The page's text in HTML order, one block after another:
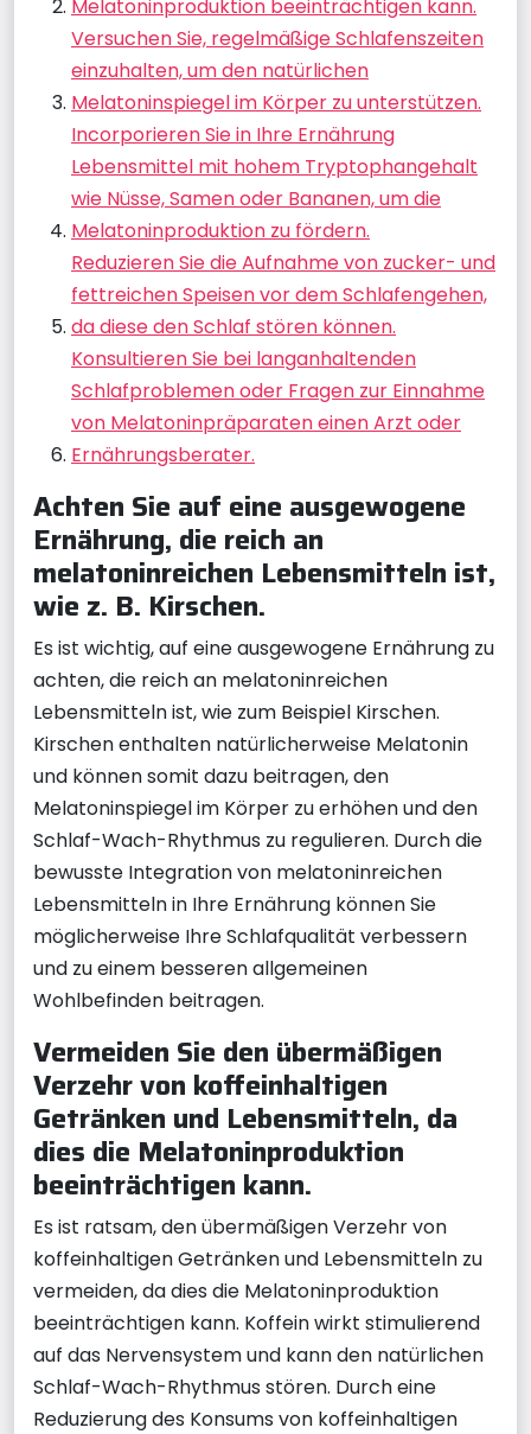
Melatoninproduktion beeinträchtigen kann.
Versuchen Sie, regelmäßige Schlafenszeiten
einzuhalten, um den natürlichen
Melatoninspiegel im Körper zu unterstützen.
Incorporieren Sie in Ihre Ernährung
Lebensmittel mit hohem Tryptophangehalt
wie Nüsse, Samen oder Bananen, um die
Melatoninproduktion zu fördern.
Reduzieren Sie die Aufnahme von zucker- und
fettreichen Speisen vor dem Schlafengehen,
da diese den Schlaf stören können.
Konsultieren Sie bei langanhaltenden
Schlafproblemen oder Fragen zur Einnahme
von Melatoninpräparaten einen Arzt oder
Ernährungsberater.
Achten Sie auf eine ausgewogene
Ernährung, die reich an
melatoninreichen Lebensmitteln ist,
wie z. B. Kirschen.
Es ist wichtig, auf eine ausgewogene Ernährung zu
achten, die reich an melatoninreichen
Lebensmitteln ist, wie zum Beispiel Kirschen.
Kirschen enthalten natürlicherweise Melatonin
und können somit dazu beitragen, den
Melatoninspiegel im Körper zu erhöhen und den
Schlaf-Wach-Rhythmus zu regulieren. Durch die
bewusste Integration von melatoninreichen
Lebensmitteln in Ihre Ernährung können Sie
möglicherweise Ihre Schlafqualität verbessern
und zu einem besseren allgemeinen
Wohlbefinden beitragen.
Vermeiden Sie den übermäßigen
Verzehr von koffeinhaltigen
Getränken und Lebensmitteln, da
dies die Melatoninproduktion
beeinträchtigen kann.
Es ist ratsam, den übermäßigen Verzehr von
koffeinhaltigen Getränken und Lebensmitteln zu
vermeiden, da dies die Melatoninproduktion
beeinträchtigen kann. Koffein wirkt stimulierend
auf das Nervensystem und kann den natürlichen
Schlaf-Wach-Rhythmus stören. Durch eine
Reduzierung des Konsums von koffeinhaltigen